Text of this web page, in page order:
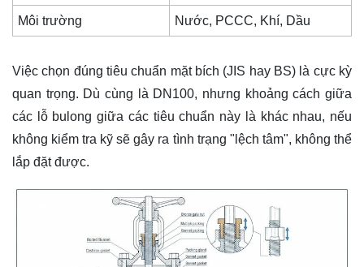
Môi trường Nước, PCCC, Khí, Dầu
Việc chọn đúng tiêu chuẩn mặt bích (JIS hay BS) là cực kỳ
quan trọng. Dù cùng là DN100, nhưng khoảng cách giữa
các lỗ bulong giữa các tiêu chuẩn này là khác nhau, nếu
không kiểm tra kỹ sẽ gây ra tình trạng "lệch tâm", không thể
lắp đặt được.